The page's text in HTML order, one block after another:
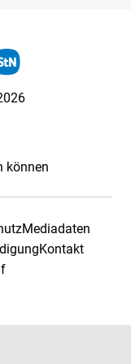
können
Mediadaten
Kontakt